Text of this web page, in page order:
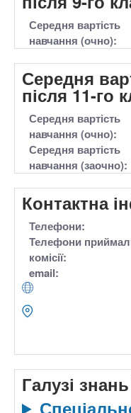
Середня вартість
навчання (очно):
Середня
після 11-го
Середня вартість
навчання (очно):
Середня вартість
навчання (заочно):
Контактна
Телефони:
Телефони
комісії:
email:
Галузі